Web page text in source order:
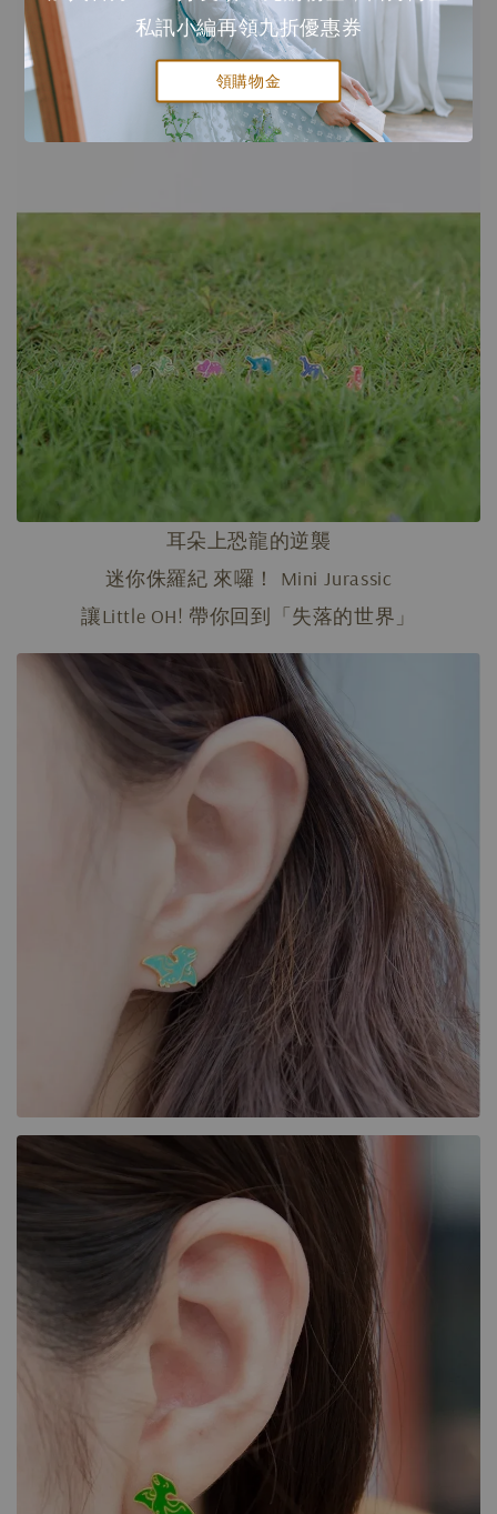
私訊小編再領九折優惠券
領購物金
耳朵上恐龍的逆襲
迷你侏羅紀 來囉！ Mini Jurassic
讓Little OH! 帶你回到「失落的世界」